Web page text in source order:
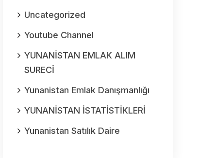
Uncategorized
Youtube Channel
YUNANİSTAN EMLAK ALIM
SURECİ
Yunanistan Emlak Danışmanlığı
YUNANİSTAN İSTATİSTİKLERİ
Yunanistan Satılık Daire